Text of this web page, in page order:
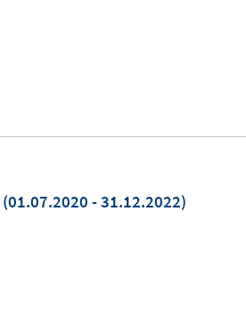
(01.07.2020 - 31.12.2022)